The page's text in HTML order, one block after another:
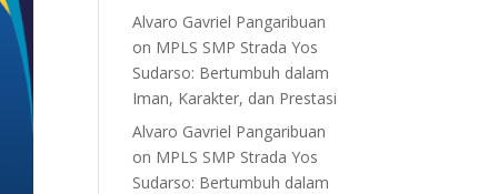
Alvaro Gavriel Pangaribuan
on MPLS SMP Strada Yos
Sudarso: Bertumbuh dalam
Iman, Karakter, dan Prestasi
Alvaro Gavriel Pangaribuan
on MPLS SMP Strada Yos
Sudarso: Bertumbuh dalam